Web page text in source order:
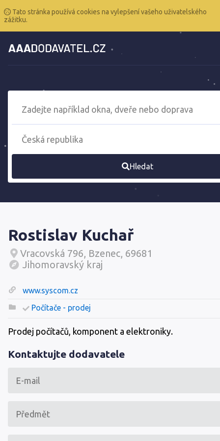
Tato stránka používá cookies na vylepšení vašeho uživatelského
zážitku.
Hledat
Rostislav Kuchař
Vracovská 796, Bzenec, 69681
Jihomoravský kraj
www.syscom.cz
Počítače - prodej
Prodej počítačů, komponent a elektroniky.
Kontaktujte dodavatele